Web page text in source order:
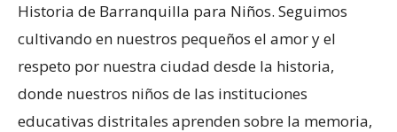
Historia de Barranquilla para Niños. Seguimos
cultivando en nuestros pequeños el amor y el
respeto por nuestra ciudad desde la historia,
donde nuestros niños de las instituciones
educativas distritales aprenden sobre la memoria,